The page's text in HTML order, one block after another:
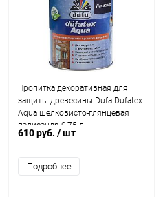
Пропитка декоративная для
защиты древесины Dufa Dufatex-
Aqua шелковисто-глянцевая
палисандр 0,75 л.
610 руб. / шт
Подробнее